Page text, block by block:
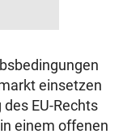
einsetzen
EU-Rechts
einem offenen